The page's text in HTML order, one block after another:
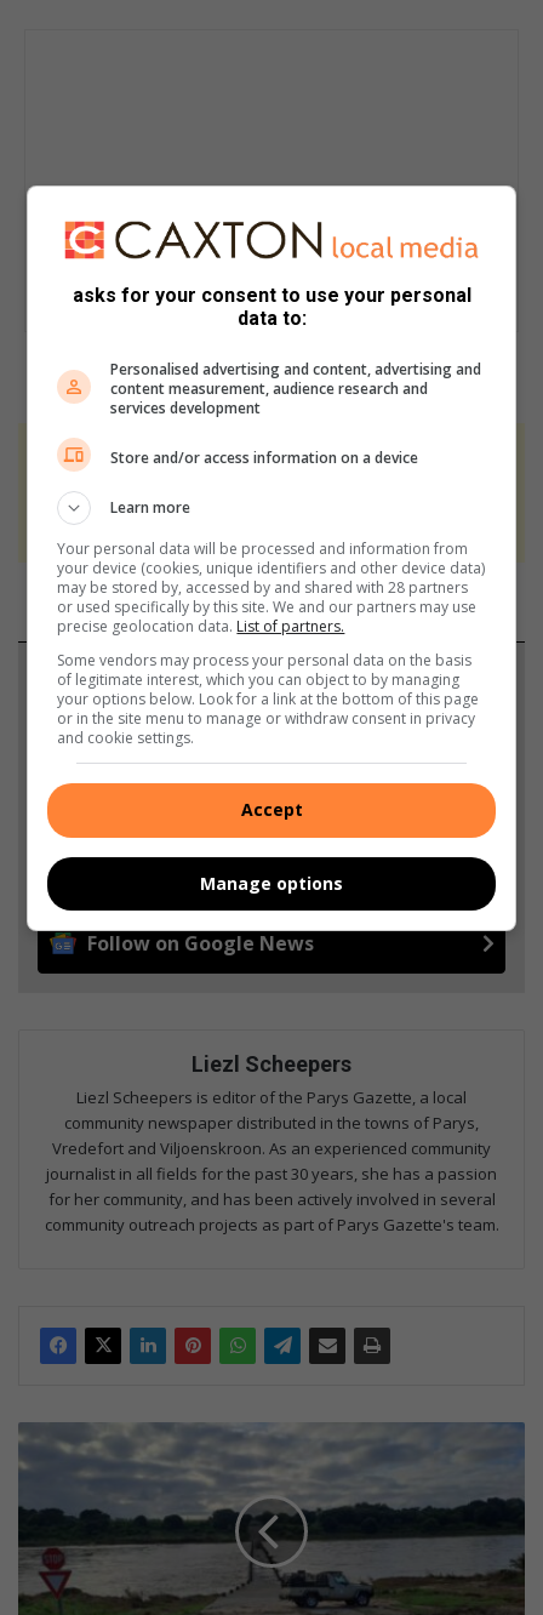
At Caxton, every story is written by humans.
Support local journalism
Add The Citizen as a preferred source to see more
from Parys Gazette in Google News and Top
Stories.
Add as a preferred source on Google
Follow on Google News
Liezl Scheepers
Liezl Scheepers is editor of the Parys Gazette, a local
community newspaper distributed in the towns of Parys,
Vredefort and Viljoenskroon. As an experienced community
journalist in all fields for the past 30 years, she has a passion
for her community, and has been actively involved in several
community outreach projects as part of Parys Gazette's team.
A
w
e
asks for your consent to use your personal
data to:
Personalised advertising and content, advertising and
content measurement, audience research and
services development
Store and/or access information on a device
Learn more
Your personal data will be processed and information from
your device (cookies, unique identifiers and other device data)
may be stored by, accessed by and shared with 28 partners
or used specifically by this site. We and our partners may use
precise geolocation data. List of partners.
Some vendors may process your personal data on the basis
of legitimate interest, which you can object to by managing
your options below. Look for a link at the bottom of this page
or in the site menu to manage or withdraw consent in privacy
and cookie settings.
Accept
Manage options